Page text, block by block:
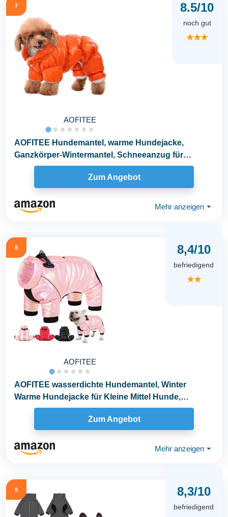
7
AOFITEE
8.5/10
noch gut
★★★
AOFITEE Hundemantel, warme Hundejacke,
Ganzkörper-Wintermantel, Schneeanzug für
Hunde...
Zum Angebot
Mehr anzeigen ⏷
8
AOFITEE
8,4/10
befriedigend
★★
AOFITEE wasserdichte Hundemantel, Winter
Warme Hundejacke für Kleine Mittel Hunde,
Winddichte Hunde...
Zum Angebot
Mehr anzeigen ⏷
9 8,3/10
befriedigend